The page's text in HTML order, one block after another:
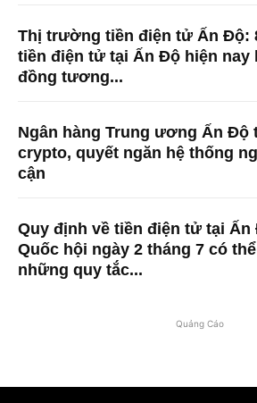
Thị trường tiền điện tử Ấn Độ:
tiền điện tử tại Ấn Độ hiện nay
đồng tương...
Ngân hàng Trung ương Ấn Độ
crypto, quyết ngăn hệ thống
cận
Quy định về tiền điện tử tại Ấn
Quốc hội ngày 2 tháng 7 có
những quy tắc...
Quảng Cáo